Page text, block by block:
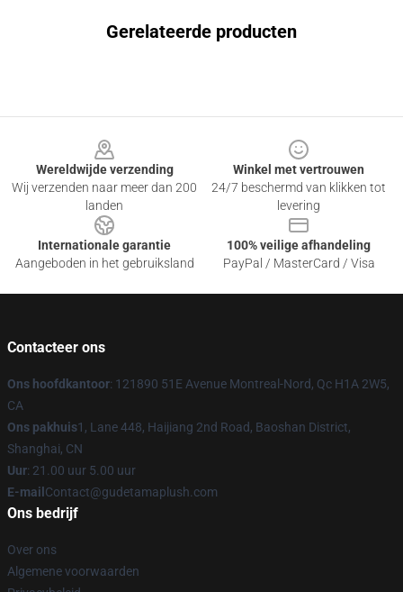
Gerelateerde producten
Wereldwijde verzending
Wij verzenden naar meer dan 200
landen
Winkel met vertrouwen
24/7 beschermd van klikken tot
levering
Internationale garantie
Aangeboden in het gebruiksland
100% veilige afhandeling
PayPal / MasterCard / Visa
Contacteer ons
Ons hoofdkantoor: 121890 51E Avenue Montreal-Nord, Qc H1A 2W5,
CA
Ons pakhuis1, Lane 448, Haijiang 2nd Road, Baoshan District,
Shanghai, CN
Uur: 21.00 uur 5.00 uur
E-mail Contact@gudetamaplush.com
Ons bedrijf
Over ons
Algemene voorwaarden